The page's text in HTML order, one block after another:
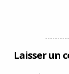
Laisser un